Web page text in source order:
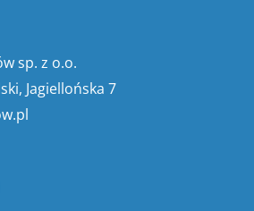
sp. z o.o.
Jagiellońska 7